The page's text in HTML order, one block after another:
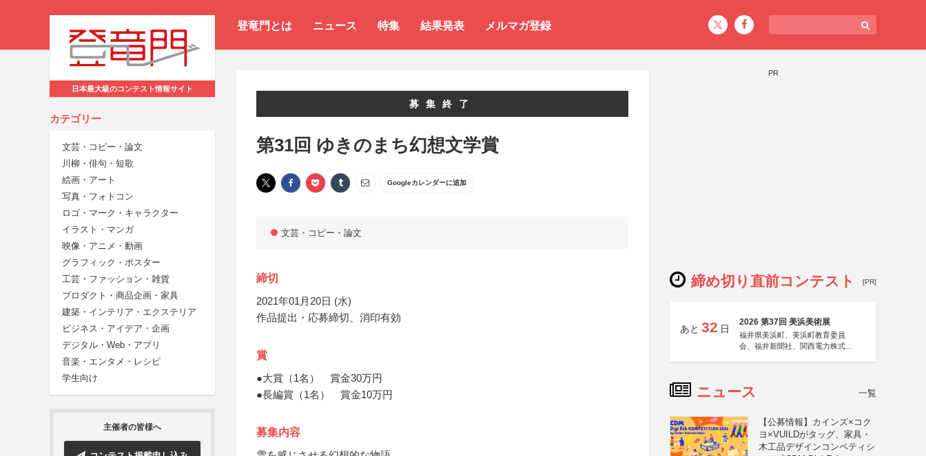
登竜門とは ニュース 特集 結果発表 メルマガ登録
日本最大級のコンテスト情報サイト
カテゴリー
文芸・コピー・論文
川柳・俳句・短歌
絵画・アート
写真・フォトコン
ロゴ・マーク・キャラクター
イラスト・マンガ
映像・アニメ・動画
グラフィック・ポスター
工芸・ファッション・雑貨
プロダクト・商品企画・家具
建築・インテリア・エクステリア
ビジネス・アイデア・企画
デジタル・Web・アプリ
音楽・エンタメ・レシピ
学生向け
主催者の皆様へ
募集終了
第31回 ゆきのまち幻想文学賞
Googleカレンダーに追加
文芸・コピー・論文
締切
2021年01月20日 (水)
作品提出・応募締切、消印有効
賞
●大賞（1名） 賞金30万円
●長編賞（1名） 賞金10万円
募集内容
PR
締め切り直前コンテスト [PR]
あと 32 日
2026 第37回 美浜美術展
福井県美浜町、美浜町教育委員
会、福井新聞社、関西電力株式会
ニュース 一覧
【公募情報】カインズ×コク
ヨ×VUILDがタッグ、家具・
木工品デザインコンペティシ